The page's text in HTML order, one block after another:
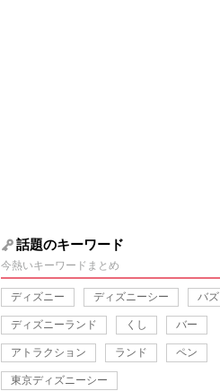
話題のキーワード
今熱いキーワードまとめ
ディズニー ディズニーシー バズ
ディズニーランド くし バー
アトラクション ランド ペン
東京ディズニーシー